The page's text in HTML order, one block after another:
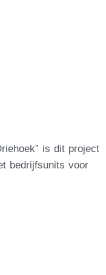
is dit project
bedrijfsunits voor